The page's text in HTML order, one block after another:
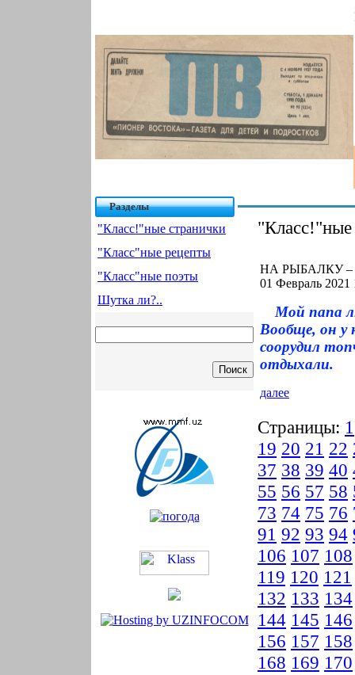
Разделы
"Класс!"ные странички
"Класс"ные рецепты
"Класс"ные поэты
Шутка ли?..
"Класс!"ные
НА РЫБАЛКУ –
01 Февраль 2021
Мой папа
Вообще, он у
соорудил
отдыхали.
далее
Страницы: 1
19 20 21 22
37 38 39 40
55 56 57 58
73 74 75 76
91 92 93 94
106 107 108
119 120 121
132 133 134
144 145 146
156 157 158
168 169 170